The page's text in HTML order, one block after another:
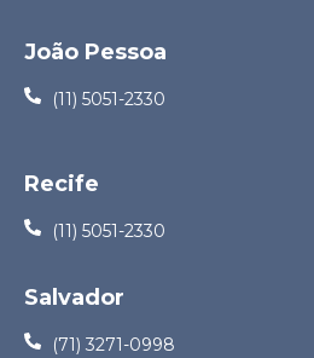
João Pessoa
(11) 5051-2330
Recife
(11) 5051-2330
Salvador
(71) 3271-0998